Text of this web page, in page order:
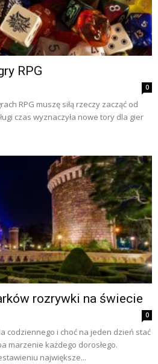
RPG
0
RPG muszę siłą rzeczy zacząć od
czas wyznaczyła nowe tory dla gier
rozrywki na świecie
0
codziennego i choć na jeden dzień stać
marzenie każdego dorosłego.
największe...